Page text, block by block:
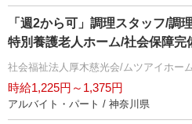
「週2から可」調理スタッフ/調
特別養護老人ホーム/社会保障完
社会福祉法人厚木慈光会/ムツアイホー
時給1,225円～1,375円
アルバイト・パート / 神奈川県